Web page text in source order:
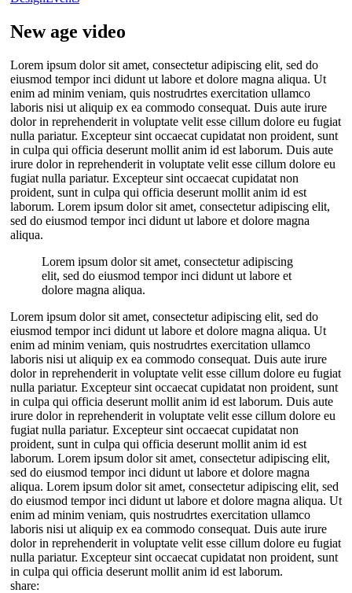
New age video
Lorem ipsum dolor sit amet, consectetur adipiscing elit, sed do
eiusmod tempor inci didunt ut labore et dolore magna aliqua. Ut
enim ad minim veniam, quis nostrudrtes exercitation ullamco
laboris nisi ut aliquip ex ea commodo consequat. Duis aute irure
dolor in reprehenderit in voluptate velit esse cillum dolore eu fugiat
nulla pariatur. Excepteur sint occaecat cupidatat non proident, sunt
in culpa qui officia deserunt mollit anim id est laborum. Duis aute
irure dolor in reprehenderit in voluptate velit esse cillum dolore eu
fugiat nulla pariatur. Excepteur sint occaecat cupidatat non
proident, sunt in culpa qui officia deserunt mollit anim id est
laborum. Lorem ipsum dolor sit amet, consectetur adipiscing elit,
sed do eiusmod tempor inci didunt ut labore et dolore magna
aliqua.
Lorem ipsum dolor sit amet, consectetur adipiscing
elit, sed do eiusmod tempor inci didunt ut labore et
dolore magna aliqua.
Lorem ipsum dolor sit amet, consectetur adipiscing elit, sed do
eiusmod tempor inci didunt ut labore et dolore magna aliqua. Ut
enim ad minim veniam, quis nostrudrtes exercitation ullamco
laboris nisi ut aliquip ex ea commodo consequat. Duis aute irure
dolor in reprehenderit in voluptate velit esse cillum dolore eu fugiat
nulla pariatur. Excepteur sint occaecat cupidatat non proident, sunt
in culpa qui officia deserunt mollit anim id est laborum. Duis aute
irure dolor in reprehenderit in voluptate velit esse cillum dolore eu
fugiat nulla pariatur. Excepteur sint occaecat cupidatat non
proident, sunt in culpa qui officia deserunt mollit anim id est
laborum. Lorem ipsum dolor sit amet, consectetur adipiscing elit,
sed do eiusmod tempor inci didunt ut labore et dolore magna
aliqua. Lorem ipsum dolor sit amet, consectetur adipiscing elit, sed
do eiusmod tempor inci didunt ut labore et dolore magna aliqua. Ut
enim ad minim veniam, quis nostrudrtes exercitation ullamco
laboris nisi ut aliquip ex ea commodo consequat. Duis aute irure
dolor in reprehenderit in voluptate velit esse cillum dolore eu fugiat
nulla pariatur. Excepteur sint occaecat cupidatat non proident, sunt
in culpa qui officia deserunt mollit anim id est laborum.
share: